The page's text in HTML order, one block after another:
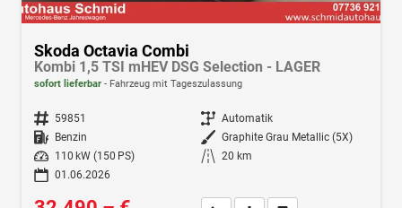
Skoda Octavia Combi
Kombi 1,5 TSI mHEV DSG Selection - LAGER
sofort lieferbar Fahrzeug mit Tageszulassung
Fahrzeugnr. 59851 Getriebe Automatik
Kraftstoff Benzin Außenfarbe Graphite Grau Metallic (5X)
Leistung
110 kW (150 PS) Kilometerstand 20 km
01.06.2026